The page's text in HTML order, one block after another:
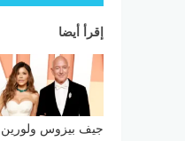
إقرأ أيضا
جيف بيزوس ولورين